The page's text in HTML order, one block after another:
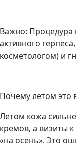
Важно: Процедура
активного
косметологом) и
Почему летом это
Летом кожа
кремов, а визиты
«на осень». Это